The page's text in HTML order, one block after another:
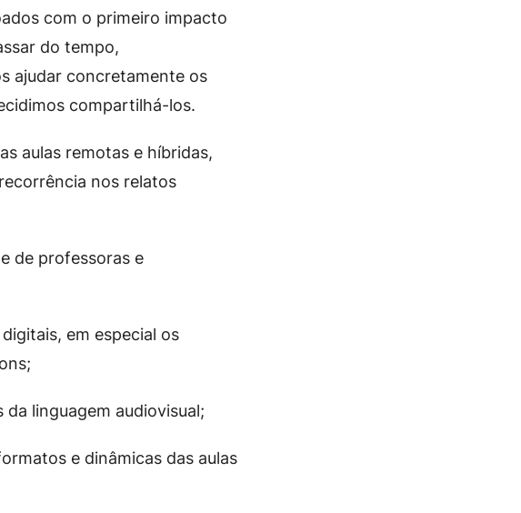
com o primeiro impacto
do tempo,
ajudar concretamente os
compartilhá-los.
aulas remotas e híbridas,
nos relatos
de professoras e
em especial os
linguagem audiovisual;
e dinâmicas das aulas